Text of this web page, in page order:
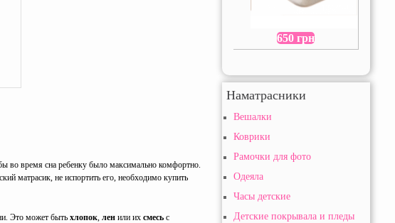
во время сна ребенку было максимально комфортно.
матрасик, не испортить его, необходимо купить
Это может быть хлопок, лен или их смесь с
650 грн
Наматрасники
Вешалки
Коврики
Рамочки для фото
Одеяла
Часы детские
Детские покрывала и пледы